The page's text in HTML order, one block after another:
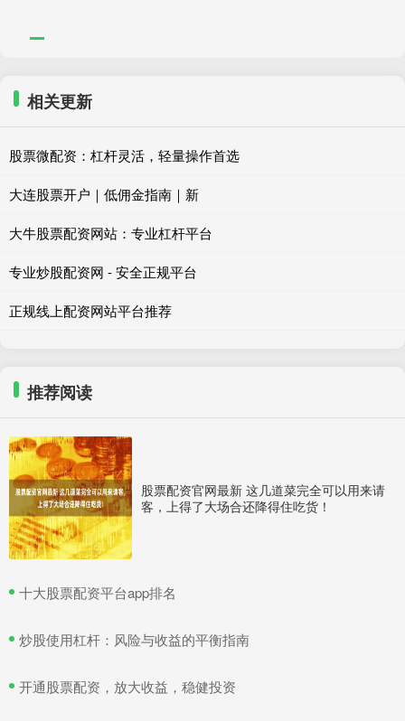
相关更新
股票微配资：杠杆灵活，轻量操作首选
大连股票开户｜低佣金指南｜新
大牛股票配资网站：专业杠杆平台
专业炒股配资网 - 安全正规平台
正规线上配资网站平台推荐
推荐阅读
股票配资官网最新 这几道菜完全可以用来请
客，上得了大场合还降得住吃货！
​十大股票配资平台app排名
​炒股使用杠杆：风险与收益的平衡指南
​开通股票配资，放大收益，稳健投资